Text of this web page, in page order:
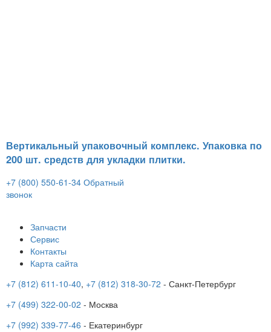
Вертикальный упаковочный комплекс. Упаковка по
200 шт. средств для укладки плитки.
+7 (800) 550-61-34 Обратный
звонок
Запчасти
Сервис
Контакты
Карта сайта
+7 (812) 611-10-40, +7 (812) 318-30-72 - Санкт-Петербург
+7 (499) 322-00-02 - Москва
+7 (992) 339-77-46 - Екатеринбург